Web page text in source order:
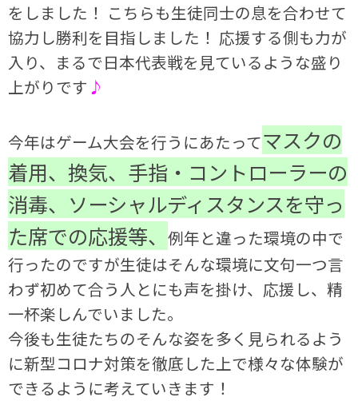
をしました！ こちらも生徒同士の息を合わせて
協力し勝利を目指しました！ 応援する側も力が
入り、まるで日本代表戦を見ているような盛り
上がりです ♪
今年はゲーム大会を行うにあたってマスクの
着用、換気、手指・コントローラーの
消毒、ソーシャルディスタンスを守っ
た席での応援等、例年と違った環境の中で
行ったのですが生徒はそんな環境に文句一つ言
わず初めて合う人とにも声を掛け、応援し、精
一杯楽しんでいました。
今後も生徒たちのそんな姿を多く見られるよう
に新型コロナ対策を徹底した上で様々な体験が
できるように考えていきます！